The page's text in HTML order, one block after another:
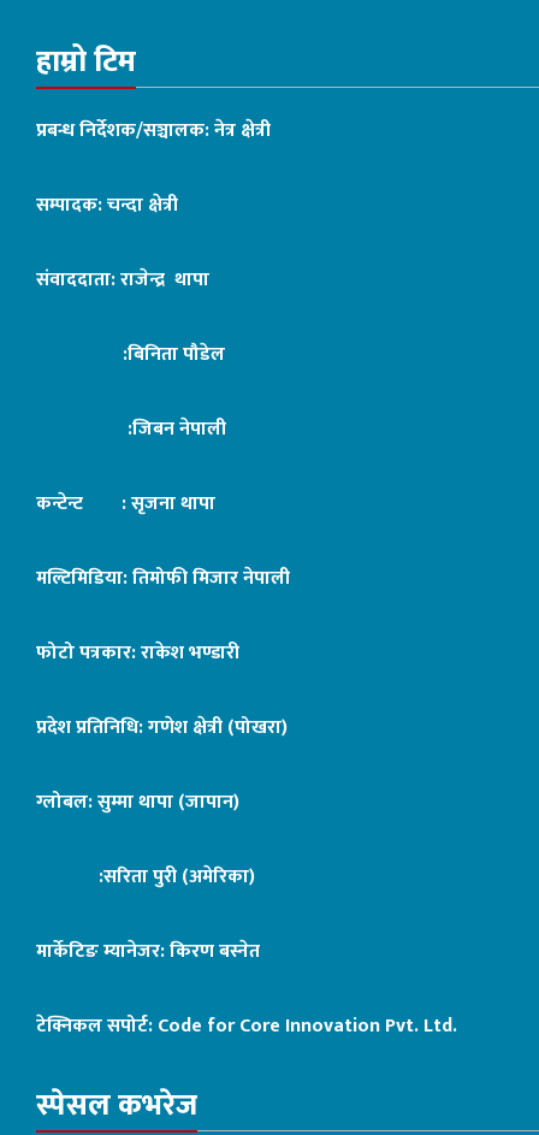
हाम्रो टिम
प्रबन्ध निर्देशक/सञ्चालक: नेत्र क्षेत्री
सम्पादक: चन्दा क्षेत्री
संवाददाता: राजेन्द्र थापा
:बिनिता पौडेल
:जिबन नेपाली
कन्टेन्ट : सृजना थापा
मल्टिमिडिया: तिमोफी मिजार नेपाली
फोटो पत्रकार: राकेश भण्डारी
प्रदेश प्रतिनिधि: गणेश क्षेत्री (पोखरा)
ग्लोबल: सुम्मा थापा (जापान)
:सरिता पुरी (अमेरिका)
मार्केटिङ म्यानेजर: किरण बस्नेत
टेक्निकल सपोर्ट:Code for Core Innovation Pvt. Ltd.
स्पेसल कभरेज